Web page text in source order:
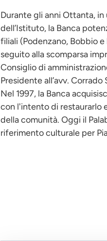
Durante gli anni Ottanta,
dell’Istituto, la Banca
filiali (Podenzano, Bobbio e
seguito alla scomparsa
Consiglio di
Presidente all’avv. Corrado
Nel 1997, la Banca
con l'intento di restaurarlo
della comunità. Oggi il
riferimento culturale per